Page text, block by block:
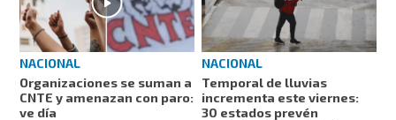
NACIONAL
Organizaciones se suman a
CNTE y amenazan con paro:
ve día
NACIONAL
Temporal de lluvias
incrementa este viernes:
30 estados prevén